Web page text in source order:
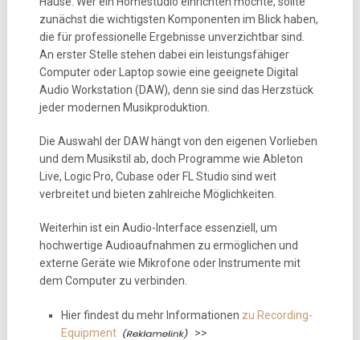
zunächst die wichtigsten Komponenten im Blick haben,
die für professionelle Ergebnisse unverzichtbar sind.
An erster Stelle stehen dabei ein leistungsfähiger
Computer oder Laptop sowie eine geeignete Digital
Audio Workstation (DAW), denn sie sind das Herzstück
jeder modernen Musikproduktion.
Die Auswahl der DAW hängt von den eigenen Vorlieben
und dem Musikstil ab, doch Programme wie Ableton
Live, Logic Pro, Cubase oder FL Studio sind weit
verbreitet und bieten zahlreiche Möglichkeiten.
Weiterhin ist ein Audio-Interface essenziell, um
hochwertige Audioaufnahmen zu ermöglichen und
externe Geräte wie Mikrofone oder Instrumente mit
dem Computer zu verbinden.
Hier findest du mehr Informationen zu Recording-
Equipment
>>